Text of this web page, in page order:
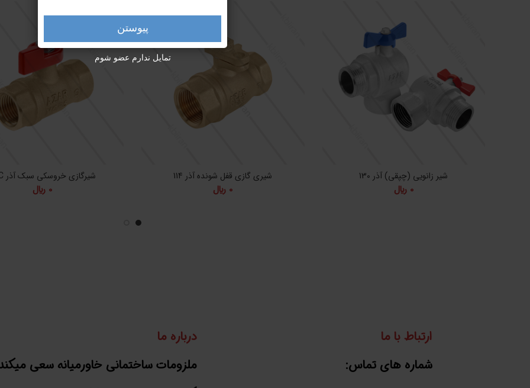
شیر زانویی (چپقی) آذر 130
0 ﷼
شیری گازی قفل شونده آذر 114
0 ﷼
شیرگازی خروسکی سبک آذر 102C
0 ﷼
درباره ما
ملزومات ساختمانی خاورمیانه سعی
ارتباط با ما
شماره های تماس:
پیوستن
تمایل ندارم عضو شوم